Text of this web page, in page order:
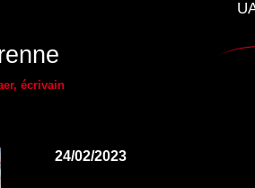
écrivain
24/02/2023